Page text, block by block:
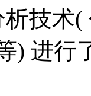
技术
) 进行